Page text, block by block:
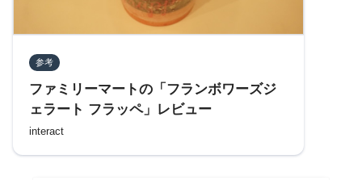
参考
ファミリーマートの「フランボワーズジ
ェラート フラッペ」レビュー
interact